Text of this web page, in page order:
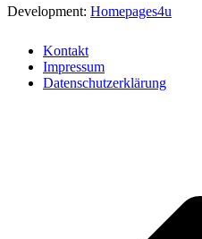
Development: Homepages4u
Kontakt
Impressum
Datenschutzerklärung